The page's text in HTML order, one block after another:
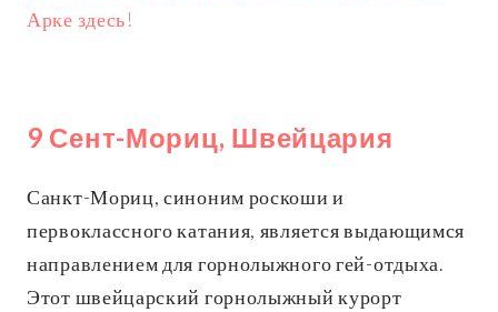
Арке здесь!
9 Сент-Мориц, Швейцария
Санкт-Мориц, синоним роскоши и
первоклассного катания, является выдающимся
направлением для горнолыжного гей-отдыха.
Этот швейцарский горнолыжный курорт